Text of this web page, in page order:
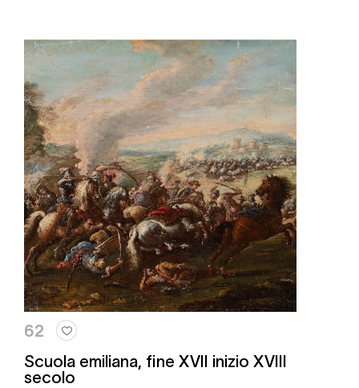
62
Scuola emiliana, fine XVII inizio XVIII
secolo